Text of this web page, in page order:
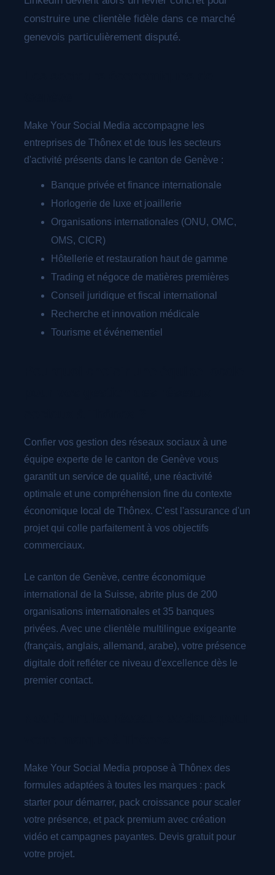
construire une clientèle fidèle dans ce marché
genevois particulièrement disputé.
Make Your Social Media accompagne les
entreprises de Thônex et de tous les secteurs
d'activité présents dans le canton de Genève :
Banque privée et finance internationale
Horlogerie de luxe et joaillerie
Organisations internationales (ONU, OMC,
OMS, CICR)
Hôtellerie et restauration haut de gamme
Trading et négoce de matières premières
Conseil juridique et fiscal international
Recherche et innovation médicale
Tourisme et événementiel
Confier vos gestion des réseaux sociaux à une
équipe experte de le canton de Genève vous
garantit un service de qualité, une réactivité
optimale et une compréhension fine du contexte
économique local de Thônex. C'est l'assurance d'un
projet qui colle parfaitement à vos objectifs
commerciaux.
Le canton de Genève, centre économique
international de la Suisse, abrite plus de 200
organisations internationales et 35 banques
privées. Avec une clientèle multilingue exigeante
(français, anglais, allemand, arabe), votre présence
digitale doit refléter ce niveau d'excellence dès le
premier contact.
Make Your Social Media propose à Thônex des
formules adaptées à toutes les marques : pack
starter pour démarrer, pack croissance pour scaler
votre présence, et pack premium avec création
vidéo et campagnes payantes. Devis gratuit pour
votre projet.